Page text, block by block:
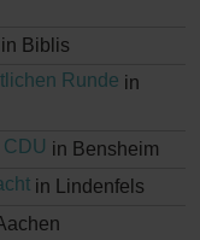
in Biblis
Runde in
CDU in Bensheim
in Lindenfels